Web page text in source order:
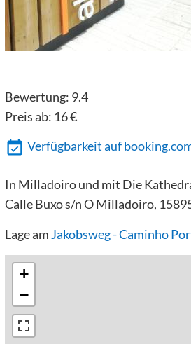
Bewertung: 9.4
Preis ab: 16€
Verfügbarkeit auf
In Milladoiro und mit Die
Calle Buxo s/n O Milladoiro,
Lage am Jakobsweg - Caminho
+
−